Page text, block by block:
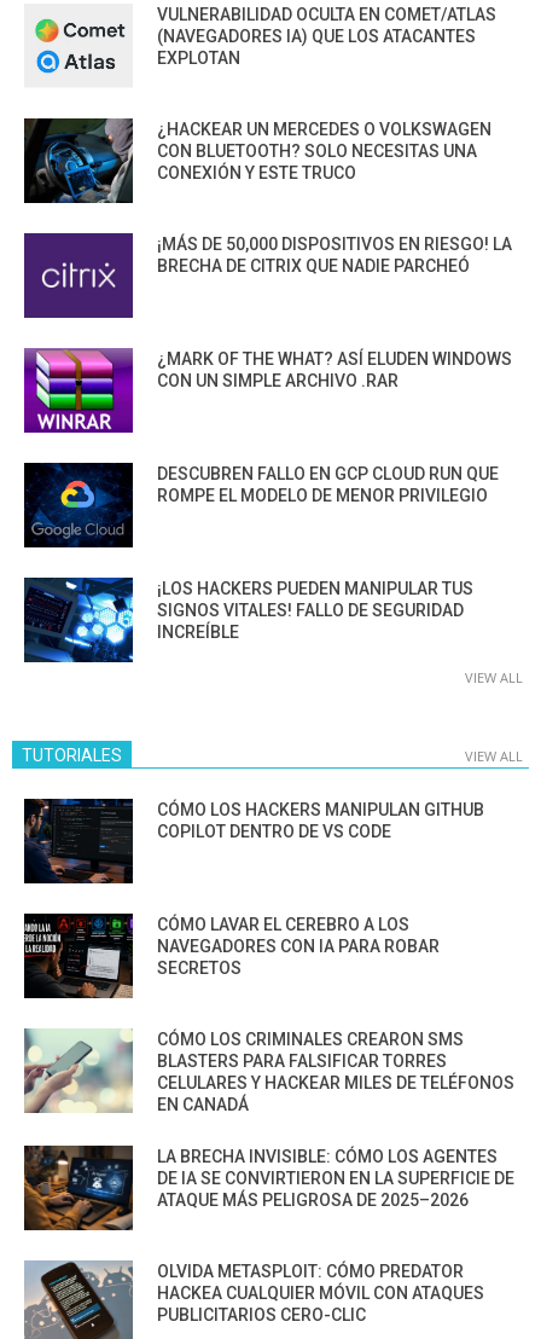
VULNERABILIDAD OCULTA EN COMET/ATLAS
(NAVEGADORES IA) QUE LOS ATACANTES
EXPLOTAN
¿HACKEAR UN MERCEDES O VOLKSWAGEN
CON BLUETOOTH? SOLO NECESITAS UNA
CONEXIÓN Y ESTE TRUCO
¡MÁS DE 50,000 DISPOSITIVOS EN RIESGO! LA
BRECHA DE CITRIX QUE NADIE PARCHEÓ
¿MARK OF THE WHAT? ASÍ ELUDEN WINDOWS
CON UN SIMPLE ARCHIVO .RAR
DESCUBREN FALLO EN GCP CLOUD RUN QUE
ROMPE EL MODELO DE MENOR PRIVILEGIO
¡LOS HACKERS PUEDEN MANIPULAR TUS
SIGNOS VITALES! FALLO DE SEGURIDAD
INCREÍBLE
VIEW ALL
TUTORIALES VIEW ALL
CÓMO LOS HACKERS MANIPULAN GITHUB
COPILOT DENTRO DE VS CODE
CÓMO LAVAR EL CEREBRO A LOS
NAVEGADORES CON IA PARA ROBAR
SECRETOS
CÓMO LOS CRIMINALES CREARON SMS
BLASTERS PARA FALSIFICAR TORRES
CELULARES Y HACKEAR MILES DE TELÉFONOS
EN CANADÁ
LA BRECHA INVISIBLE: CÓMO LOS AGENTES
DE IA SE CONVIRTIERON EN LA SUPERFICIE DE
ATAQUE MÁS PELIGROSA DE 2025–2026
OLVIDA METASPLOIT: CÓMO PREDATOR
HACKEA CUALQUIER MÓVIL CON ATAQUES
PUBLICITARIOS CERO-CLIC